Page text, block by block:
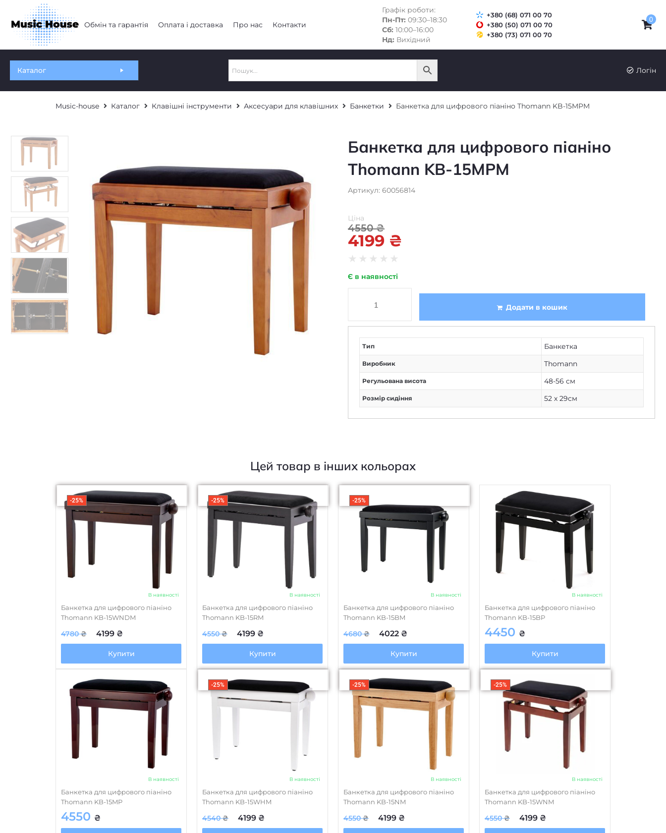
Обмін та гарантія Оплата і доставка Про нас Контакти
Графік роботи:
Пн-Пт: 09:30–18:30
Сб: 10:00–16:00
Нд: Вихідний
+380 (68) 071 00 70
+380 (50) 071 00 70
+380 (73) 071 00 70
0
Каталог Логін
Music-house Каталог Клавішні інструменти Аксесуари для клавішних Банкетки Банкетка для цифрового піаніно Thomann KB-15MPM
Банкетка для цифрового піаніно
Thomann KB-15MPM
Артикул: 60056814
Ціна
4550₴
4199 ₴
★ ★ ★ ★ ★
Є в наявності
Додати в кошик
Тип Банкетка
Виробник Thomann
Регульована висота 48-56 см
Розмір сидіння 52 х 29см
Цей товар в інших кольорах
-25%
В наявності
Банкетка для цифрового піаніно
Thomann KB-15WNDM
4780₴ 4199 ₴
Купити
-25%
В наявності
Банкетка для цифрового піаніно
Thomann KB-15RM
4550₴ 4199 ₴
Купити
-25%
В наявності
Банкетка для цифрового піаніно
Thomann KB-15BM
4680₴ 4022 ₴
Купити
В наявності
Банкетка для цифрового піаніно
Thomann KB-15BP
4450 ₴
Купити
В наявності
Банкетка для цифрового піаніно
Thomann KB-15MP
4550 ₴
-25%
В наявності
Банкетка для цифрового піаніно
Thomann KB-15WHM
4540₴ 4199 ₴
-25%
В наявності
Банкетка для цифрового піаніно
Thomann KB-15NM
4550₴ 4199 ₴
-25%
В наявності
Банкетка для цифрового піаніно
Thomann KB-15WNM
4550₴ 4199 ₴